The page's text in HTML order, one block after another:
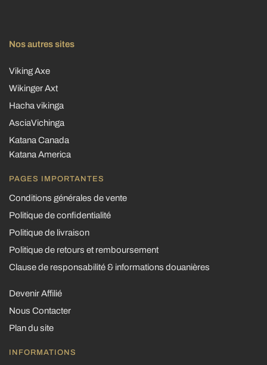
Nos autres sites
Viking Axe
Wikinger Axt
Hacha vikinga
AsciaVichinga
Katana Canada
Katana America
PAGES IMPORTANTES
Conditions générales de vente
Politique de confidentialité
Politique de livraison
Politique de retours et remboursement
Clause de responsabilité & informations douanières
Devenir Affilié
Nous Contacter
Plan du site
INFORMATIONS